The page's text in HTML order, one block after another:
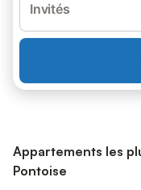
Invités
Appartements les
Pontoise